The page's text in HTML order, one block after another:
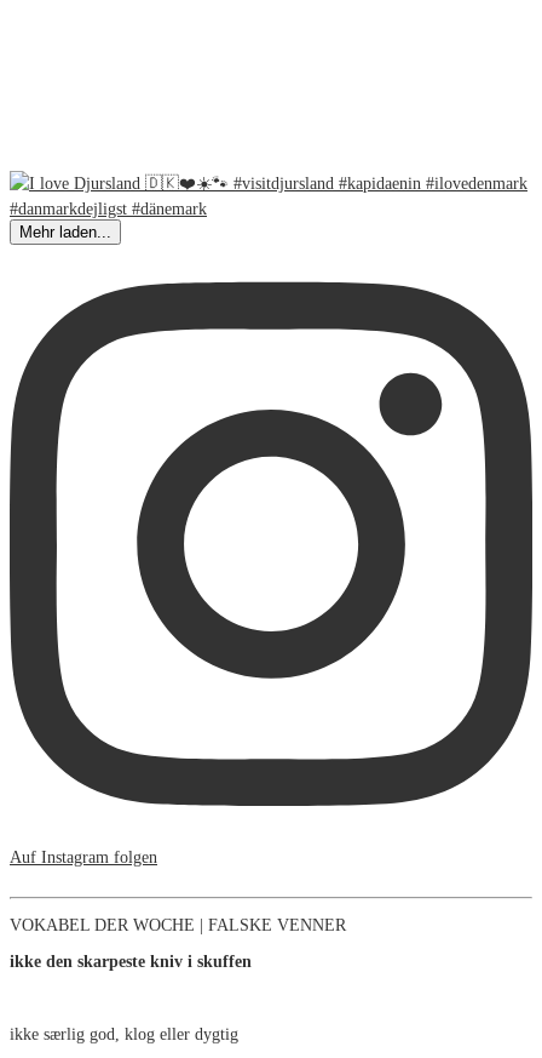
Mehr laden...
Auf Instagram folgen
VOKABEL DER WOCHE | FALSKE VENNER
ikke den skarpeste kniv i skuffen
ikke særlig god, klog eller dygtig